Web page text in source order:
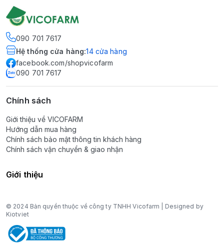
090 701 7617
Hệ thống cửa hàng:14 cửa hàng
facebook.com/shopvicofarm
090 701 7617
Chính sách
Giới thiệu về VICOFARM
Hướng dẫn mua hàng
Chính sách bảo mật thông tin khách hàng
Chính sách vận chuyển & giao nhận
Giới thiệu
© 2024 Bản quyền thuộc về công ty TNHH Vicofarm | Designed by
Kiotviet